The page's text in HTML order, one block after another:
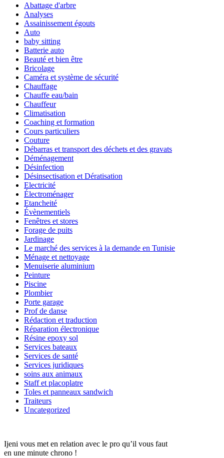
Abattage d'arbre
Analyses
Assainissement égouts
Auto
baby sitting
Batterie auto
Beauté et bien être
Bricolage
Caméra et système de sécurité
Chauffage
Chauffe eau/bain
Chauffeur
Climatisation
Coaching et formation
Cours particuliers
Couture
Débarras et transport des déchets et des gravats
Déménagement
Désinfection
Désinsectisation et Dératisation
Electricité
Électroménager
Etancheité
Évènementiels
Fenêtres et stores
Forage de puits
Jardinage
Le marché des services à la demande en Tunisie
Ménage et nettoyage
Menuiserie aluminium
Peinture
Piscine
Plombier
Porte garage
Prof de danse
Rédaction et traduction
Réparation électronique
Résine epoxy sol
Services bateaux
Services de santé
Services juridiques
soins aux animaux
Staff et placoplatre
Toles et panneaux sandwich
Traiteurs
Uncategorized
Ijeni vous met en relation avec le pro qu’il vous faut
en une minute chrono !